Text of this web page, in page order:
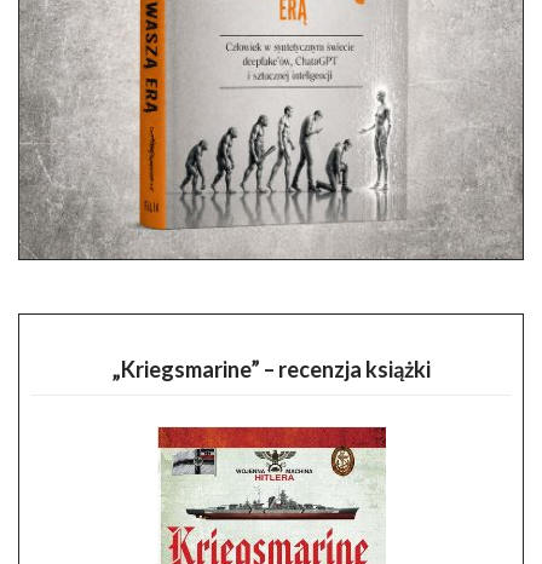
„Kriegsmarine” – recenzja książki